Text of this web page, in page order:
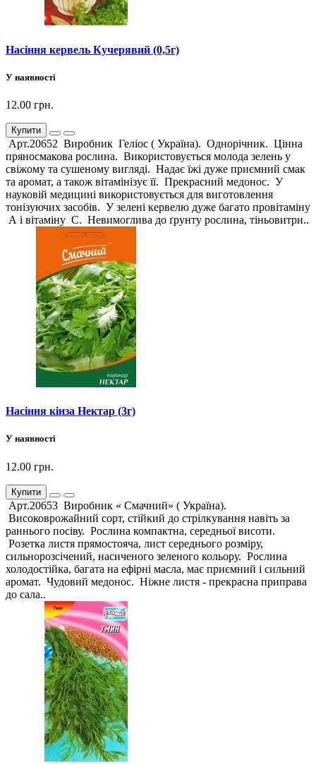
Насіння кервель Кучерявий (0,5г)
У наявності
12.00 грн.
Купити
Арт.20652 Виробник Геліос ( Україна). Однорічник. Цінна
пряносмакова рослина. Використовується молода зелень у
свіжому та сушеному вигляді. Надає їжі дуже приємний смак
та аромат, а також вітамінізує її. Прекрасний медонос. У
науковій медицині використовується для виготовлення
тонізуючих засобів. У зелені кервелю дуже багато провітаміну
А і вітаміну С. Невимоглива до ґрунту рослина, тіньовитри..
Насіння кінза Нектар (3г)
У наявності
12.00 грн.
Купити
Арт.20653 Виробник « Смачний» ( Україна).
Високоврожайний сорт, стійкий до стрілкування навіть за
раннього посіву. Рослина компактна, середньої висоти.
Розетка листя прямостояча, лист середнього розміру,
сильнорозсічений, насиченого зеленого кольору. Рослина
холодостійка, багата на ефірні масла, має приємний і сильний
аромат. Чудовий медонос. Ніжне листя - прекрасна приправа
до сала..